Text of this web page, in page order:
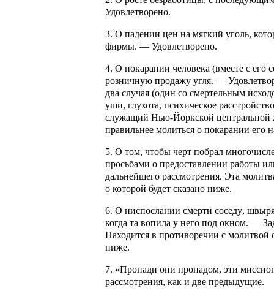
Удовлетворено.
3. О падении цен на мягкий уголь,
фирмы. — Удовлетворено.
4. О покарании человека (вместе с его
розничную продажу угля. —
два случая (один со смертельным
уши, глухота, психическое
служащий Нью-Йоркской
правильнее молиться о покарании его
5. О том, чтобы черт побрал
просьбами о предоставлении работы
дальнейшего рассмотрения. Эта
о которой будет сказано ниже.
6. О ниспослании смерти соседу,
когда та вопила у него под окном. —
Находится в противоречии с молитвой
ниже.
7. «Пропади они пропадом, эти
рассмотрения, как и две предыдущие.